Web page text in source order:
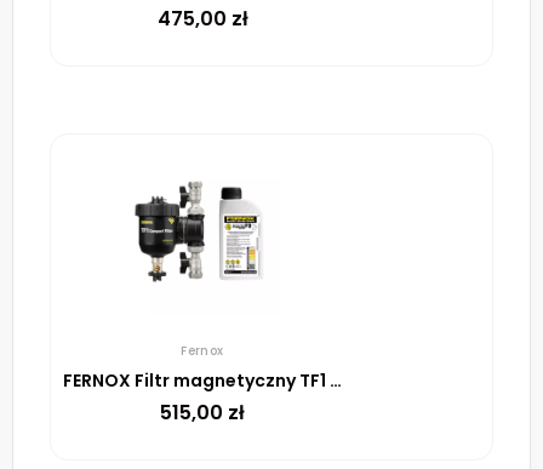
475,00 zł
Fernox
FERNOX Filtr magnetyczny TF1 Compact Filter 3/4″ + Inhibitor F9
515,00 zł